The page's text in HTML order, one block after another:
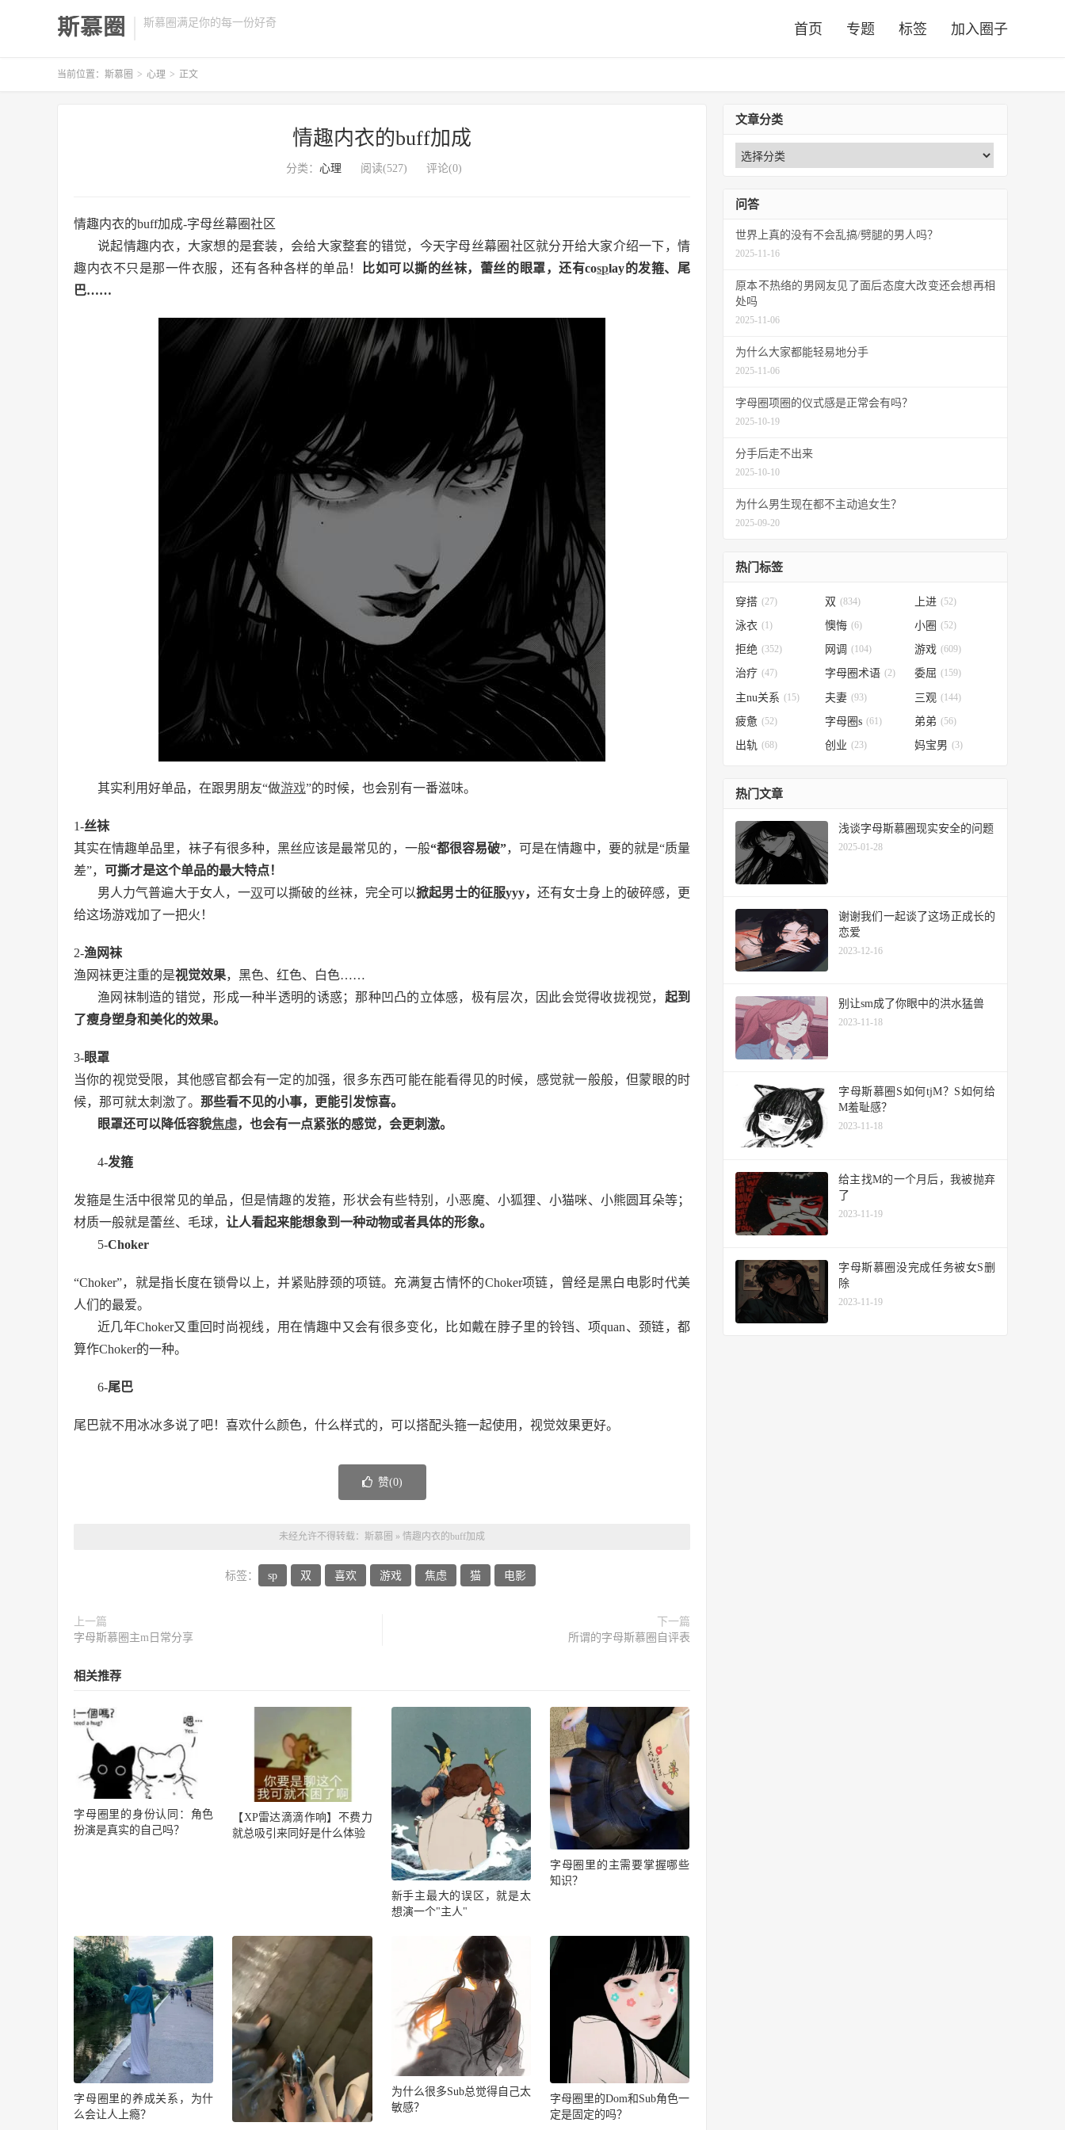
斯慕圈 斯慕圈满足你的每一份好奇 首页 专题 标签 加入圈子
当前位置： 斯慕圈 > 心理 > 正文
情趣内衣的buff加成
分类： 心理 阅读(527) 评论(0)
情趣内衣的buff加成-字母丝幕圈社区
说起情趣内衣，大家想的是套装，会给大家整套的错觉，今天字母丝幕圈社区就分开给大家介绍一下，情
趣内衣不只是那一件衣服，还有各种各样的单品！
比如可以撕的丝袜，蕾丝的眼罩，还有cosplay的发箍、尾
巴……
其实利用好单品，在跟男朋友“做游戏”的时候，也会别有一番滋味。
1-丝袜
其实在情趣单品里，袜子有很多种，黑丝应该是最常见的，一般“都很容易破”，可是在情趣中，要的就是“质量
差”， 可撕才是这个单品的最大特点！
男人力气普遍大于女人，一双可以撕破的丝袜，完全可以掀起男士的征服yyy，还有女士身上的破碎感，更
给这场游戏加了一把火！
2-渔网袜
渔网袜更注重的是视觉效果，黑色、红色、白色……
渔网袜制造的错觉，形成一种半透明的诱惑；那种凹凸的立体感，极有层次，因此会觉得收拢视觉， 起到
了瘦身塑身和美化的效果。
3-眼罩
当你的视觉受限，其他感官都会有一定的加强，很多东西可能在能看得见的时候，感觉就一般般，但蒙眼的时
候，那可就太刺激了。 那些看不见的小事，更能引发惊喜。
眼罩还可以降低容貌焦虑，也会有一点紧张的感觉，会更刺激。
4-发箍
发箍是生活中很常见的单品，但是情趣的发箍，形状会有些特别，小恶魔、小狐狸、小猫咪、小熊圆耳朵等；
材质一般就是蕾丝、毛球， 让人看起来能想象到一种动物或者具体的形象。
5-Choker
“Choker”，就是指长度在锁骨以上，并紧贴脖颈的项链。充满复古情怀的Choker项链，曾经是黑白电影时代美
人们的最爱。
近几年Choker又重回时尚视线，用在情趣中又会有很多变化，比如戴在脖子里的铃铛、项quan、颈链，都
算作Choker的一种。
6-尾巴
尾巴就不用冰冰多说了吧！喜欢什么颜色，什么样式的，可以搭配头箍一起使用，视觉效果更好。
赞(0)
未经允许不得转载： 斯慕圈 » 情趣内衣的buff加成
标签： sp 双 喜欢 游戏 焦虑 猫 电影
上一篇
字母斯慕圈主m日常分享
下一篇
所谓的字母斯慕圈自评表
相关推荐
字母圈里的身份认同：角色
扮演是真实的自己吗？
【XP雷达滴滴作响】不费力
就总吸引来同好是什么体验
新手主最大的误区，就是太
想演一个"主人"
字母圈里的主需要掌握哪些
知识？
字母圈里的养成关系，为什
么会让人上瘾？
为什么很多Sub总觉得自己太
敏感？
字母圈里的Dom和Sub角色一
定是固定的吗？
文章分类
问答
世界上真的没有不会乱搞/劈腿的男人吗？
2025-11-16
原本不热络的男网友见了面后态度大改变还会想再相
处吗
2025-11-06
为什么大家都能轻易地分手
2025-11-06
字母圈项圈的仪式感是正常会有吗？
2025-10-19
分手后走不出来
2025-10-10
为什么男生现在都不主动追女生？
2025-09-20
热门标签
穿搭 (27) 双 (834) 上进 (52)
泳衣 (1) 懊悔 (6) 小圈 (52)
拒绝 (352) 网调 (104) 游戏 (609)
治疗 (47) 字母圈术语 (2) 委屈 (159)
主nu关系 (15) 夫妻 (93) 三观 (144)
疲惫 (52) 字母圈s (61) 弟弟 (56)
出轨 (68) 创业 (23) 妈宝男 (3)
热门文章
浅谈字母斯慕圈现实安全的问题
2025-01-28
谢谢我们一起谈了这场正成长的
恋爱
2023-12-16
别让sm成了你眼中的洪水猛兽
2023-11-18
字母斯慕圈S如何tjM？S如何给
M羞耻感？
2023-11-18
给主找M的一个月后，我被抛弃
了
2023-11-19
字母斯慕圈没完成任务被女S删
除
2023-11-19